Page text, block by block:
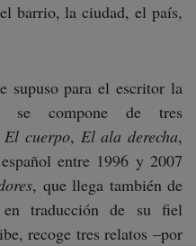
barrio, la ciudad, el país,
supuso para el escritor la
se compone de tres
El cuerpo, El ala derecha,
entre 1996 y 2007
, que llega también de
traducción de su fiel
recoge tres relatos –por